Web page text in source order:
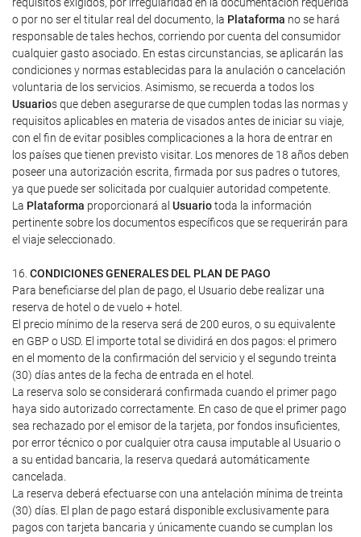
o por no ser el titular real del documento, la Plataforma no se hará
responsable de tales hechos, corriendo por cuenta del consumidor
cualquier gasto asociado. En estas circunstancias, se aplicarán las
condiciones y normas establecidas para la anulación o cancelación
voluntaria de los servicios. Asimismo, se recuerda a todos los
Usuarios que deben asegurarse de que cumplen todas las normas y
requisitos aplicables en materia de visados antes de iniciar su viaje,
con el fin de evitar posibles complicaciones a la hora de entrar en
los países que tienen previsto visitar. Los menores de 18 años deben
poseer una autorización escrita, firmada por sus padres o tutores,
ya que puede ser solicitada por cualquier autoridad competente.
La Plataforma proporcionará al Usuariotoda la información
pertinente sobre los documentos específicos que se requerirán para
el viaje seleccionado.
16. CONDICIONES GENERALES DEL PLAN DE PAGO
Para beneficiarse del plan de pago, el Usuario debe realizar una
reserva de hotel o de vuelo + hotel.
El precio mínimo de la reserva será de 200 euros, o su equivalente
en GBP o USD. El importe total se dividirá en dos pagos: el primero
en el momento de la confirmación del servicio y el segundo treinta
(30) días antes de la fecha de entrada en el hotel.
La reserva solo se considerará confirmada cuando el primer pago
haya sido autorizado correctamente. En caso de que el primer pago
sea rechazado por el emisor de la tarjeta, por fondos insuficientes,
por error técnico o por cualquier otra causa imputable al Usuario o
a su entidad bancaria, la reserva quedará automáticamente
cancelada.
La reserva deberá efectuarse con una antelación mínima de treinta
(30) días. El plan de pago estará disponible exclusivamente para
pagos con tarjeta bancaria y únicamente cuando se cumplan los